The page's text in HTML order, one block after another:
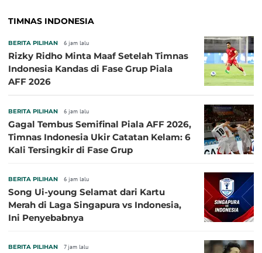
TIMNAS INDONESIA
BERITA PILIHAN 6 jam lalu
Rizky Ridho Minta Maaf Setelah Timnas
Indonesia Kandas di Fase Grup Piala
AFF 2026
BERITA PILIHAN 6 jam lalu
Gagal Tembus Semifinal Piala AFF 2026,
Timnas Indonesia Ukir Catatan Kelam: 6
Kali Tersingkir di Fase Grup
BERITA PILIHAN 6 jam lalu
Song Ui-young Selamat dari Kartu
Merah di Laga Singapura vs Indonesia,
Ini Penyebabnya
BERITA PILIHAN 7 jam lalu